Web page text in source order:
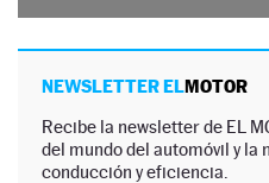
NEWSLETTER ELMOTOR
Recibe la newsletter de EL
del mundo del automóvil y la
conducción y eficiencia.